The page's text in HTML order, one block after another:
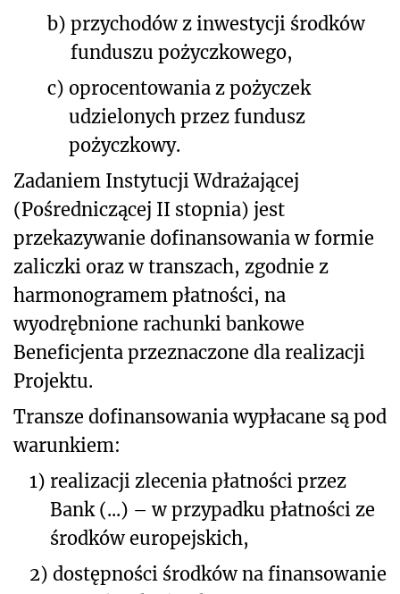
b) przychodów z inwestycji środków
funduszu pożyczkowego,
c) oprocentowania z pożyczek
udzielonych przez fundusz
pożyczkowy.
Zadaniem Instytucji Wdrażającej
(Pośredniczącej II stopnia) jest
przekazywanie dofinansowania w formie
zaliczki oraz w transzach, zgodnie z
harmonogramem płatności, na
wyodrębnione rachunki bankowe
Beneficjenta przeznaczone dla realizacji
Projektu.
Transze dofinansowania wypłacane są pod
warunkiem:
1) realizacji zlecenia płatności przez
Bank (...) – w przypadku płatności ze
środków europejskich,
2) dostępności środków na finansowanie